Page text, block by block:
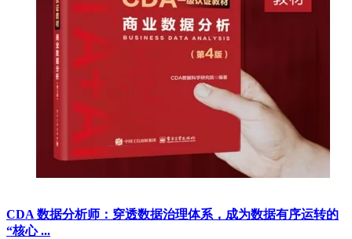
CDA 数据分析师：穿透数据治理体系，成为数据有序运转的
“核心 ...